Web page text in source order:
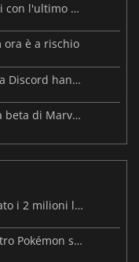
Palworld: Sunreach e boss più stabili con l'ultimo update
ora è a rischio
Le mappe dei malware e un attacco a Discord hanno colpito Meccha Chameleon
PlayStation Network in tilt durante la beta di Marvel Tōkon
Resident Evil: Veronica ha già superato i 2 milioni liste dei desideri
Beast of Reincarnation: lo studio dietro Pokémon su una nuova strada